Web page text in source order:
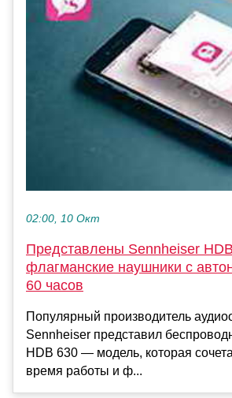
02:00, 10 Окт
Представлены Sennheiser
флагманские наушники с
60 часов
Популярный производитель
Sennheiser представил
HDB 630 — модель, которая
время работы и ф...